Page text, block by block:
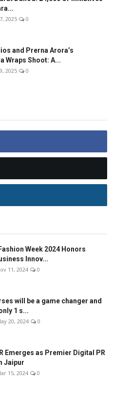
2025 0
and Prerna Arora’s
Wraps Shoot: A...
2025 0
Week 2024 Honors
Innov...
11, 2024 0
will be a game changer and
1 s...
20, 2024 0
Emerges as Premier Digital PR
Jaipur
15, 2024 0